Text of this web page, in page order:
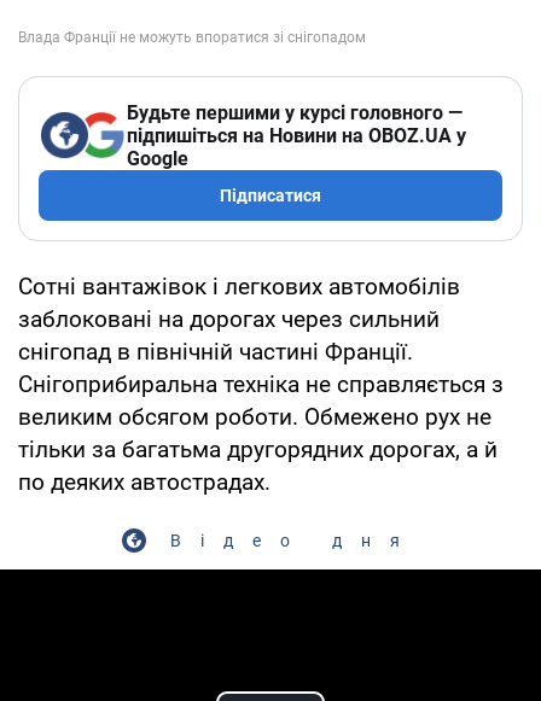
Будьте першими у курсі головного —
підпишіться на Новини на OBOZ.UA у
Google
Підписатися
Сотні вантажівок і легкових автомобілів
заблоковані на дорогах через сильний
снігопад в північній частині Франції.
Снігоприбиральна техніка не справляється з
великим обсягом роботи. Обмежено рух не
тільки за багатьма другорядних дорогах, а й
по деяких автострадах.
Відео дня